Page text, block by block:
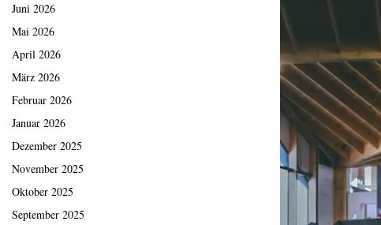
Juni 2026
Mai 2026
April 2026
März 2026
Februar 2026
Januar 2026
Dezember 2025
November 2025
Oktober 2025
September 2025